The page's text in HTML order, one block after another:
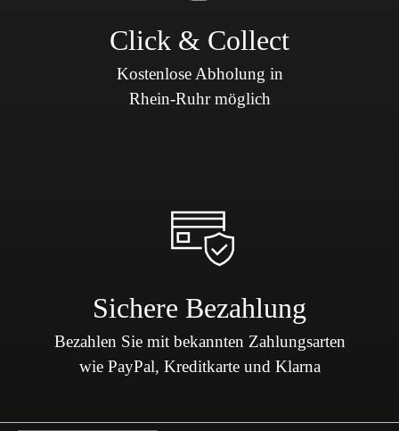
Click & Collect
Kostenlose Abholung in
Rhein-Ruhr möglich
Sichere Bezahlung
Bezahlen Sie mit bekannten Zahlungsarten
wie PayPal, Kreditkarte und Klarna